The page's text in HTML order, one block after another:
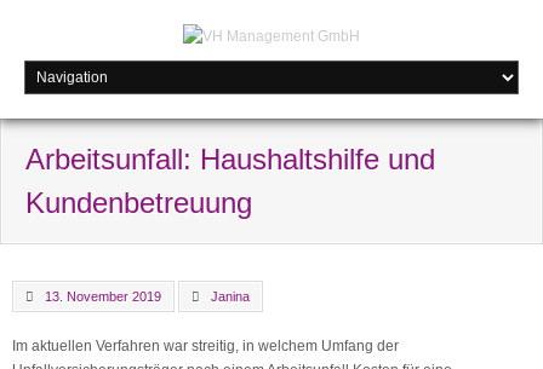
Arbeitsunfall: Haushaltshilfe und
Kundenbetreuung
13. November 2019 Janina
Im aktuellen Verfahren war streitig, in welchem Umfang der